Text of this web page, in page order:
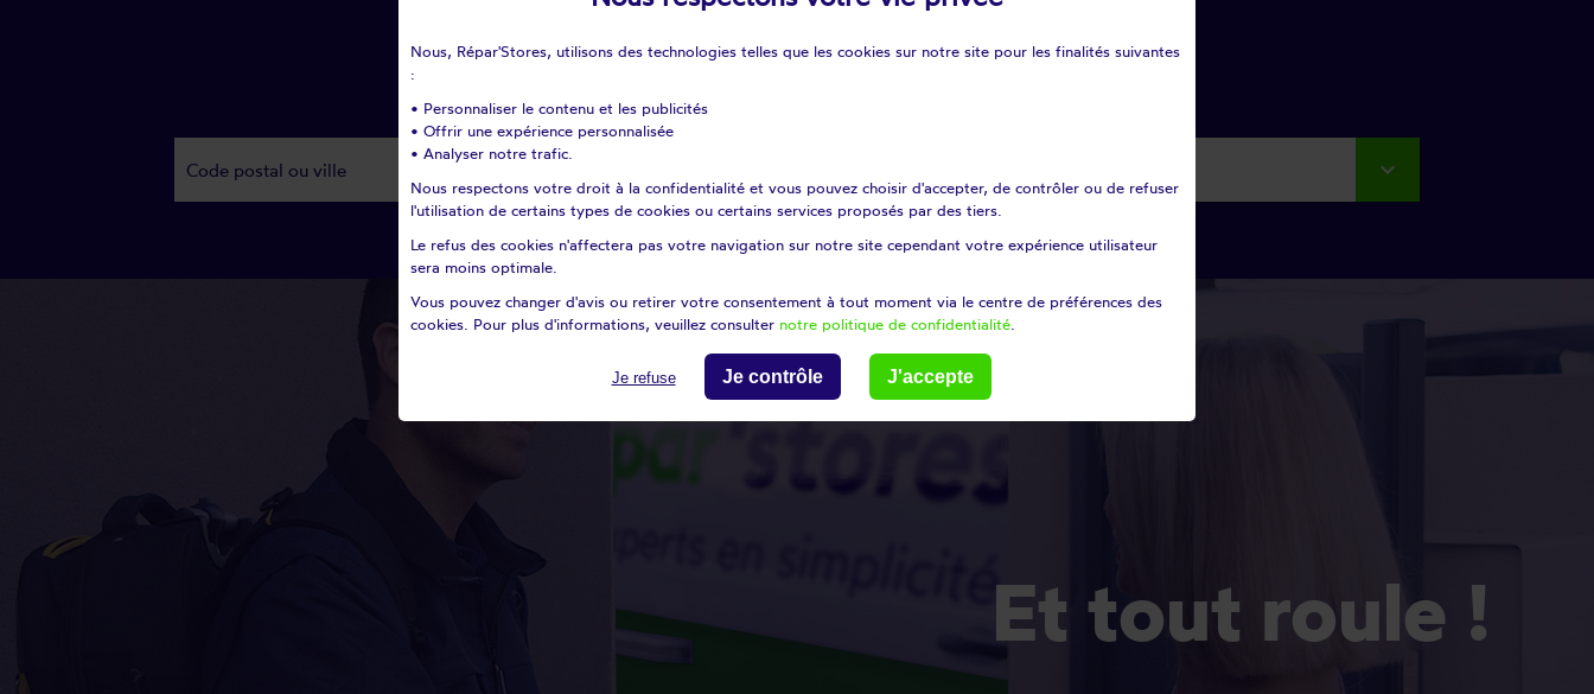
Et tout roule !
Nous, Répar'Stores, utilisons des technologies telles que les cookies sur notre site pour les finalités suivantes
:
• Personnaliser le contenu et les publicités
• Offrir une expérience personnalisée
• Analyser notre trafic.
Nous respectons votre droit à la confidentialité et vous pouvez choisir d'accepter, de contrôler ou de refuser
l'utilisation de certains types de cookies ou certains services proposés par des tiers.
Le refus des cookies n'affectera pas votre navigation sur notre site cependant votre expérience utilisateur
sera moins optimale.
Vous pouvez changer d'avis ou retirer votre consentement à tout moment via le centre de préférences des
cookies. Pour plus d'informations, veuillez consulter notre politique de confidentialité
Je refuse Je contrôle J'accepte